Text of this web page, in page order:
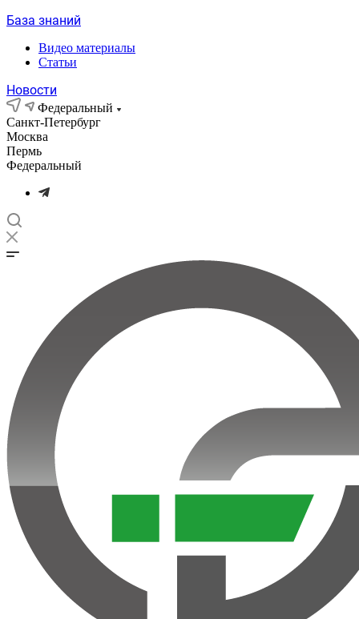
База знаний
Видео материалы
Статьи
Новости
Федеральный
Санкт-Петербург
Москва
Пермь
Федеральный